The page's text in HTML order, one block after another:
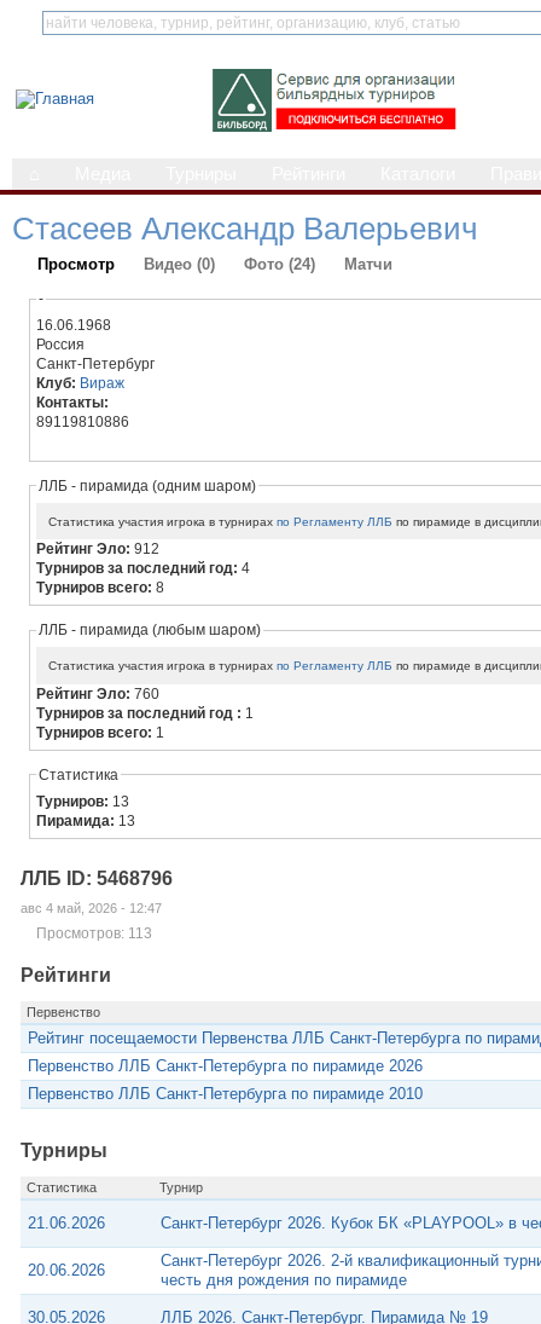
Стасеев Александр Валерьевич
Просмотр Видео (0) Фото (24) Матчи
-
16.06.1968
Россия
Санкт-Петербург
Клуб: Вираж
Контакты:
89119810886
ЛЛБ - пирамида (одним шаром)
Статистика участия игрока в турнирахпо Регламенту ЛЛБ по пирамиде в
Рейтинг Эло:912
Турниров за последний год:4
Турниров всего:8
ЛЛБ - пирамида (любым шаром)
Статистика участия игрока в турнирахпо Регламенту ЛЛБ по пирамиде в
Рейтинг Эло:760
Турниров за последний год : 1
Турниров всего: 1
Статистика
Турниров: 13
Пирамида: 13
ЛЛБ ID: 5468796
авс 4 май, 2026 - 12:47
Просмотров: 113
Рейтинги
Первенство
Рейтинг посещаемости Первенства ЛЛБ Санкт-Петербурга по
Первенство ЛЛБ Санкт-Петербурга по пирамиде 2026
Первенство ЛЛБ Санкт-Петербурга по пирамиде 2010
Турниры
Статистика Турнир
21.06.2026 Санкт-Петербург 2026. Кубок БК «PLAYPOOL» в
20.06.2026
Санкт-Петербург 2026. 2-й квалификационный
честь дня рождения по пирамиде
30.05.2026 ЛЛБ 2026. Санкт-Петербург. Пирамида № 19